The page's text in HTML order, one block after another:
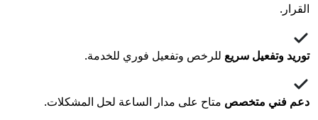
القرار.
توريد وتفعيل سريع للرخص وتفعيل فوري للخدمة.
دعم فني متخصص متاح على مدار الساعة لحل المشكلات.